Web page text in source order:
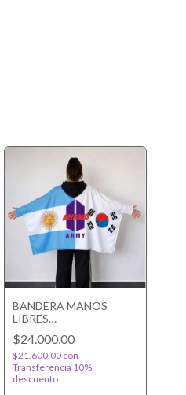
BANDERA MANOS
LIBRES
PERSONALIZADA
$24.000,00
$21.600,00 con
Transferencia 10%
descuento